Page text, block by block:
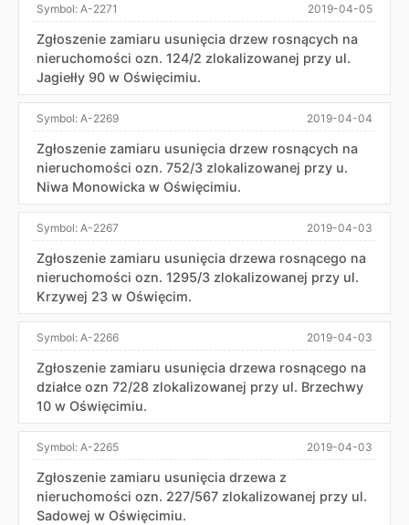
Symbol: A-2271 2019-04-05
Zgłoszenie zamiaru usunięcia drzew rosnących na
nieruchomości ozn. 124/2 zlokalizowanej przy ul.
Jagiełły 90 w Oświęcimiu.
Symbol: A-2269 2019-04-04
Zgłoszenie zamiaru usunięcia drzew rosnących na
nieruchomości ozn. 752/3 zlokalizowanej przy u.
Niwa Monowicka w Oświęcimiu.
Symbol: A-2267 2019-04-03
Zgłoszenie zamiaru usunięcia drzewa rosnącego na
nieruchomości ozn. 1295/3 zlokalizowanej przy ul.
Krzywej 23 w Oświęcim.
Symbol: A-2266 2019-04-03
Zgłoszenie zamiaru usunięcia drzewa rosnącego na
działce ozn 72/28 zlokalizowanej przy ul. Brzechwy
10 w Oświęcimiu.
Symbol: A-2265 2019-04-03
Zgłoszenie zamiaru usunięcia drzewa z
nieruchomości ozn. 227/567 zlokalizowanej przy ul.
Sadowej w Oświęcimiu.